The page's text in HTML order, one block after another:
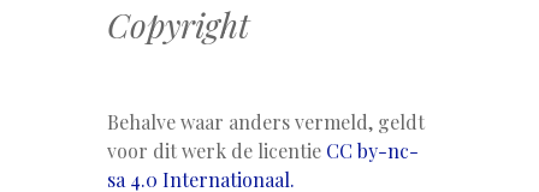
Copyright
Behalve waar anders vermeld, geldt
voor dit werk de licentie CC by-nc-
sa 4.0 Internationaal.